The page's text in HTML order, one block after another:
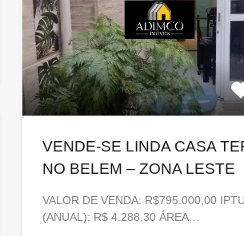
VENDE-SE LINDA CASA
NO BELEM – ZONA LESTE
VALOR DE VENDA: R$795.000,00
(ANUAL): R$ 4.288,30 ÁREA…